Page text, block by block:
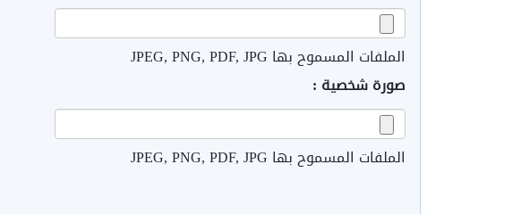
الملفات المسموح بها JPEG, PNG, PDF, JPG
صورة شخصية :
الملفات المسموح بها JPEG, PNG, PDF, JPG